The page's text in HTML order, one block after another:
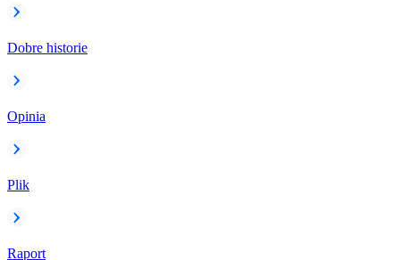
Dobre historie
Opinia
Plik
Raport